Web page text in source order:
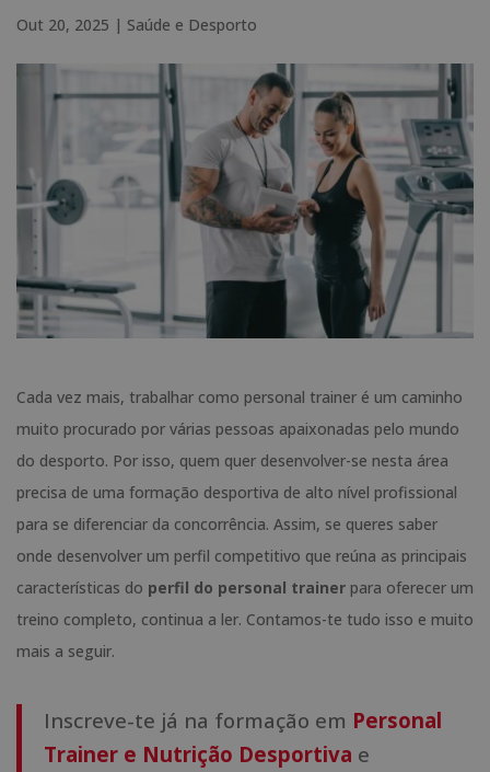
Out 20, 2025 | Saúde e Desporto
Cada vez mais, trabalhar como personal trainer é um caminho
muito procurado por várias pessoas apaixonadas pelo mundo
do desporto. Por isso, quem quer desenvolver-se nesta área
precisa de uma formação desportiva de alto nível profissional
para se diferenciar da concorrência. Assim, se queres saber
onde desenvolver um perfil competitivo que reúna as principais
características do perfil do personal trainer para oferecer um
treino completo, continua a ler. Contamos-te tudo isso e muito
mais a seguir.
Inscreve-te já na formação em Personal
Trainer e Nutrição Desportiva e